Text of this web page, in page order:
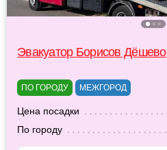
Эвакуатор Борисов Дёшево
ПО ГОРОДУ МЕЖГОРОД
Цена посадки
По городу